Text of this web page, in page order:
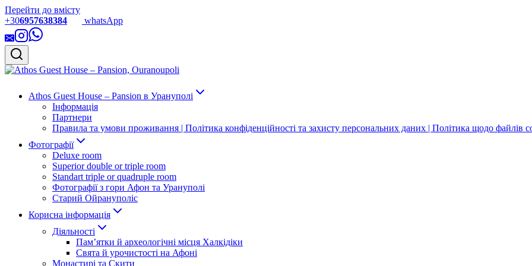
Перейти до вмісту
+306957638384 whatsApp
Athos Guest House – Pansion в Урануполі
Інформація
Партнери
Правила та умови проживання | Політика конфіденційності та захисту персональних даних | Політика щодо файлів
Фотографії
Deluxe room
Superior double or triple room
Standart triple or quadruple room
Фотографії з гори Афон та Урануполі
Старий Ойрануполіс
Корисна інформація
Діяльності
Пам’ятки й археологічні місця Халкідіки
Свята й урочистості на Афоні
Монастирі та Скити